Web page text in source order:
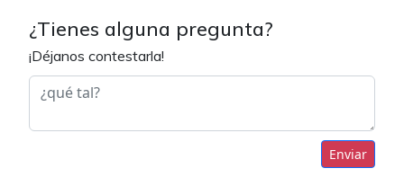
¿Tienes alguna pregunta?
¡Déjanos contestarla!
Enviar